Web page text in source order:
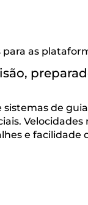
as
sistemas de
e facilidade